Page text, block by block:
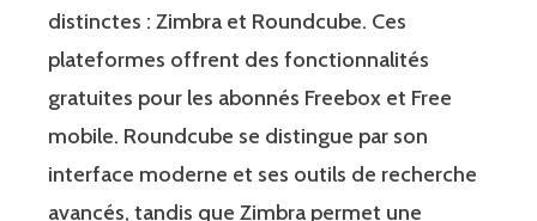
distinctes : Zimbra et Roundcube. Ces
plateformes offrent des fonctionnalités
gratuites pour les abonnés Freebox et Free
mobile. Roundcube se distingue par son
interface moderne et ses outils de recherche
avancés, tandis que Zimbra permet une